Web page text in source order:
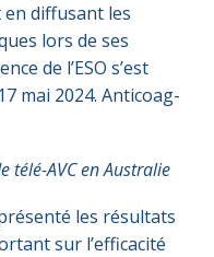
en diffusant les
lors de ses
de l’ESO s’est
mai 2024. Anticoag-
télé-AVC en Australie
les résultats
sur l’efficacité